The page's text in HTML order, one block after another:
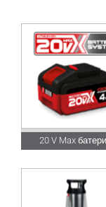
20 V Max